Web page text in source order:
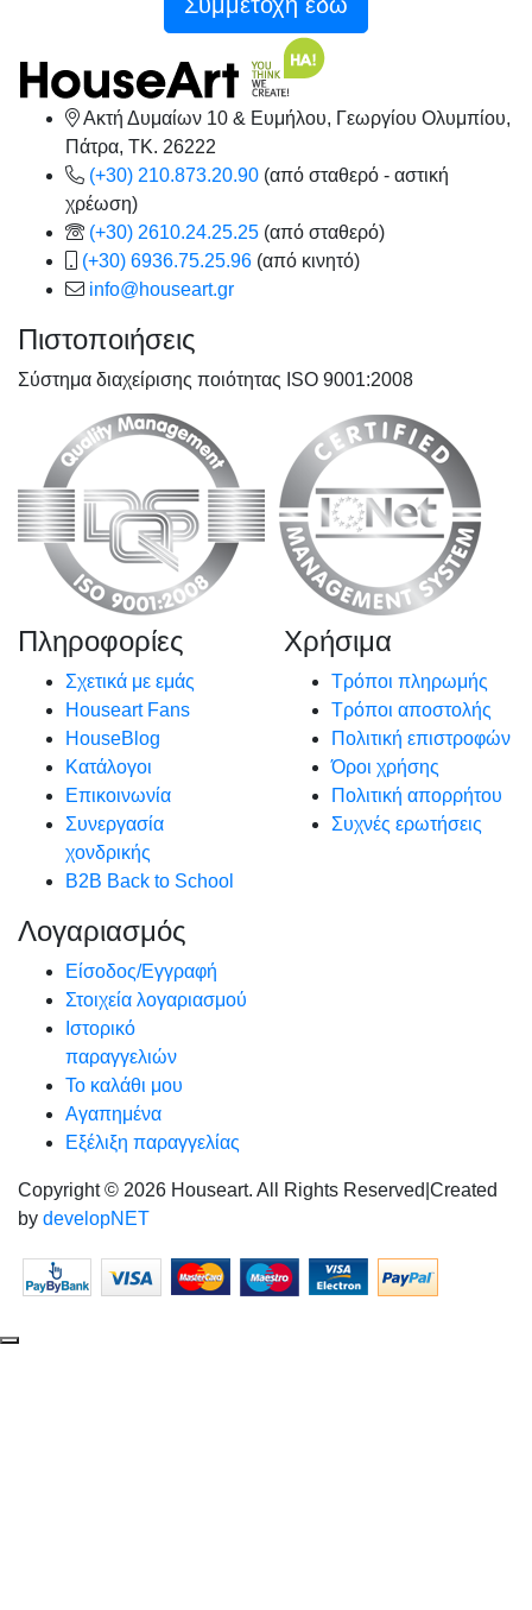
Ακτή Δυμαίων 10 & Ευμήλου, Γεωργίου Ολυμπίου,
Πάτρα, TK. 26222
(+30) 210.873.20.90 (από σταθερό - αστική
χρέωση)
(+30) 2610.24.25.25 (από σταθερό)
(+30) 6936.75.25.96 (από κινητό)
info@houseart.gr
Πιστοποιήσεις
Σύστημα διαχείρισης ποιότητας ISO 9001:2008
Πληροφορίες
Σχετικά με εμάς
Houseart Fans
HouseBlog
Κατάλογοι
Επικοινωνία
Συνεργασία
χονδρικής
B2B Back to School
Χρήσιμα
Τρόποι πληρωμής
Τρόποι αποστολής
Πολιτική επιστροφών
Όροι χρήσης
Πολιτική απορρήτου
Συχνές ερωτήσεις
Λογαριασμός
Είσοδος/Εγγραφή
Στοιχεία λογαριασμού
Ιστορικό
παραγγελιών
Το καλάθι μου
Αγαπημένα
Εξέλιξη παραγγελίας
Copyright © 2026 Houseart. All Rights Reserved Created
by developNET